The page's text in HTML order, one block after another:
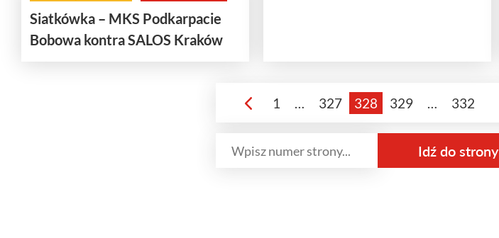
Siatkówka – MKS Podkarpacie
Bobowa kontra SALOS Kraków
1 … 327 328 329 … 332